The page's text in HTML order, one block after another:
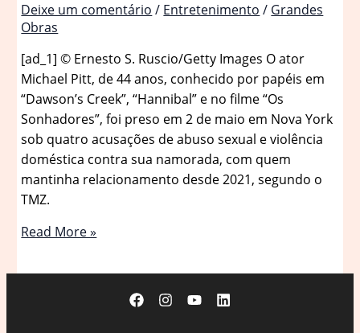
Deixe um comentário / Entretenimento / Grandes
Obras
[ad_1] © Ernesto S. Ruscio/Getty Images O ator
Michael Pitt, de 44 anos, conhecido por papéis em
“Dawson’s Creek”, “Hannibal” e no filme “Os
Sonhadores”, foi preso em 2 de maio em Nova York
sob quatro acusações de abuso sexual e violência
doméstica contra sua namorada, com quem
mantinha relacionamento desde 2021, segundo o
TMZ.
Ator
séries
Read More »